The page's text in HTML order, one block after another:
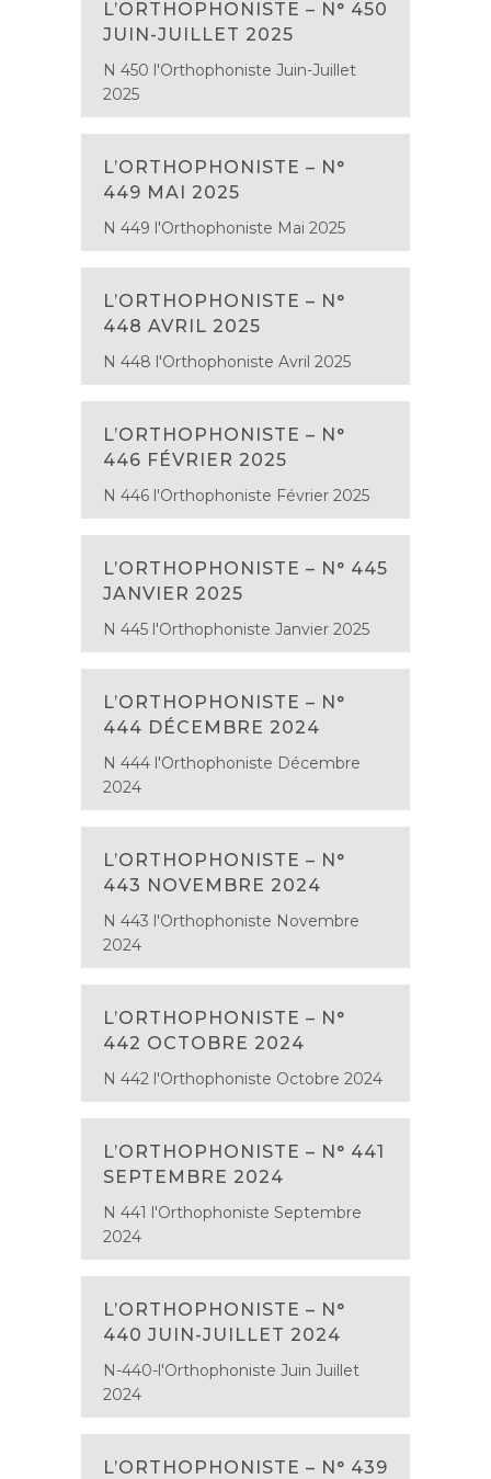
L’ORTHOPHONISTE – N° 450
JUIN-JUILLET 2025
N 450 l'Orthophoniste Juin-Juillet
2025
L’ORTHOPHONISTE – N°
449 MAI 2025
N 449 l'Orthophoniste Mai 2025
L’ORTHOPHONISTE – N°
448 AVRIL 2025
N 448 l'Orthophoniste Avril 2025
L’ORTHOPHONISTE – N°
446 FÉVRIER 2025
N 446 l'Orthophoniste Février 2025
L’ORTHOPHONISTE – N° 445
JANVIER 2025
N 445 l'Orthophoniste Janvier 2025
L’ORTHOPHONISTE – N°
444 DÉCEMBRE 2024
N 444 l'Orthophoniste Décembre
2024
L’ORTHOPHONISTE – N°
443 NOVEMBRE 2024
N 443 l'Orthophoniste Novembre
2024
L’ORTHOPHONISTE – N°
442 OCTOBRE 2024
N 442 l'Orthophoniste Octobre 2024
L’ORTHOPHONISTE – N° 441
SEPTEMBRE 2024
N 441 l'Orthophoniste Septembre
2024
L’ORTHOPHONISTE – N°
440 JUIN-JUILLET 2024
N-440-l'Orthophoniste Juin Juillet
2024
L’ORTHOPHONISTE – N° 439